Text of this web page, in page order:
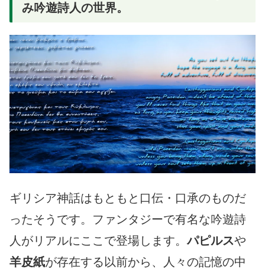
み吟遊詩人の世界。
ギリシア神話はもともと口伝・口承のものだ
ったそうです。ファンタジーで有名な吟遊詩
人がリアルにここで登場します。パピルスや
羊皮紙が存在する以前から、人々の記憶の中